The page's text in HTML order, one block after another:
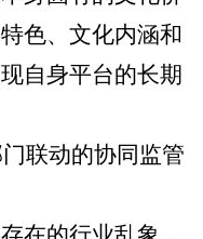
色、文化内涵和
自身平台的长期
联动的协同监管